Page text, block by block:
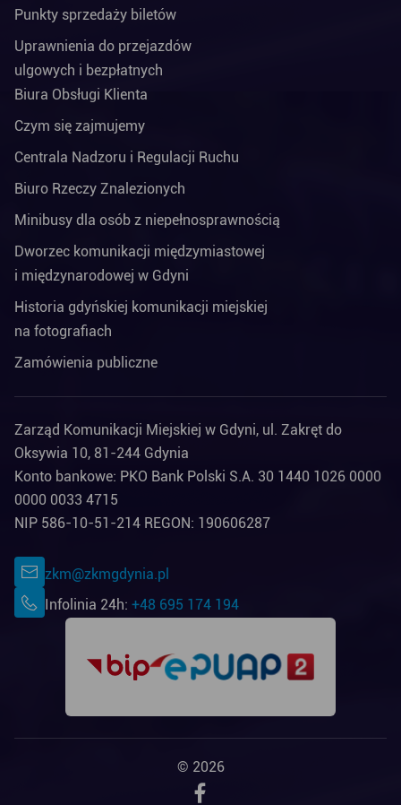
Punkty sprzedaży biletów
Uprawnienia do przejazdów
ulgowych i bezpłatnych
Biura Obsługi Klienta
Czym się zajmujemy
Centrala Nadzoru i Regulacji Ruchu
Biuro Rzeczy Znalezionych
Minibusy dla osób z niepełnosprawnością
Dworzec komunikacji międzymiastowej
i międzynarodowej w Gdyni
Historia gdyńskiej komunikacji miejskiej
na fotografiach
Zamówienia publiczne
Zarząd Komunikacji Miejskiej w Gdyni, ul. Zakręt do
Oksywia 10, 81-244 Gdynia
Konto bankowe: PKO Bank Polski S.A. 30 1440 1026 0000
0000 0033 4715
NIP 586-10-51-214 REGON: 190606287
zkm@zkmgdynia.pl
Infolinia 24h: +48 695 174 194
© 2026